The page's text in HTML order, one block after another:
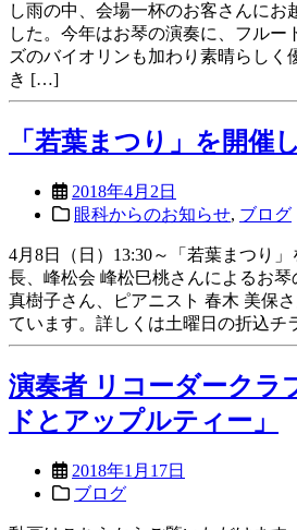
し雨の中、会場一杯のお客さんにお
した。今年はお琴の演奏に、フルー
ズのバイオリンも加わり素晴らしく
き […]
「若葉まつり」を開催
2018年4月2日
眼科からのお知らせ, ブログ
4月8日（日）13:30～「若葉まつり
長、峰松会 峰松巳桃さんによるお
真樹子さん、ピアニスト 春木 美保
ています。詳しくは土曜日の折込
演奏者 リコーダークラ
ドとアップルティー」
2018年1月17日
ブログ